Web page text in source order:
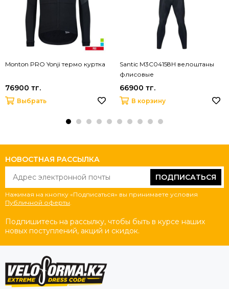
Monton PRO Yonji термо куртка
76900 тг.
Выбрать
Santic M3C04158H велоштаны
флисовые
66900 тг.
В корзину
НОВОСТНАЯ РАССЫЛКА
ПОДПИСАТЬСЯ
Нажимая на кнопку «Подписаться» вы принимаете условия
Публичной оферты
Подпишитесь на рассылку, чтобы быть в курсе наших
новых поступлений, акций и скидок.